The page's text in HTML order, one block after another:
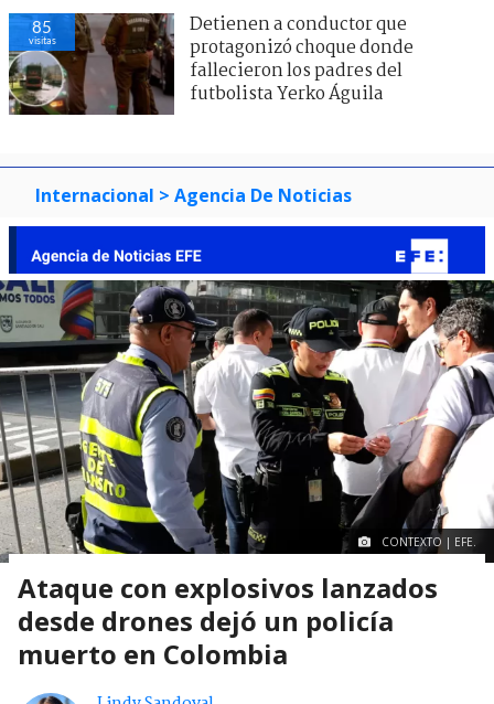
85
visitas
Detienen a conductor que
protagonizó choque donde
fallecieron los padres del
futbolista Yerko Águila
Internacional > Agencia De Noticias
CONTEXTO | EFE.
Ataque con explosivos lanzados
desde drones dejó un policía
muerto en Colombia